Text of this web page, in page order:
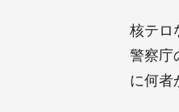
核テロ
警察庁
に何者